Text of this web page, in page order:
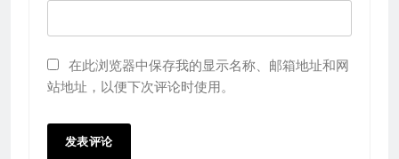
在此浏览器中保存我的显示名称、邮箱地址和网
站地址，以便下次评论时使用。